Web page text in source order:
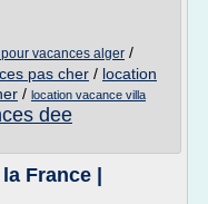
vacances alger /
pas cher / location
/ location vacance villa
dee
France |